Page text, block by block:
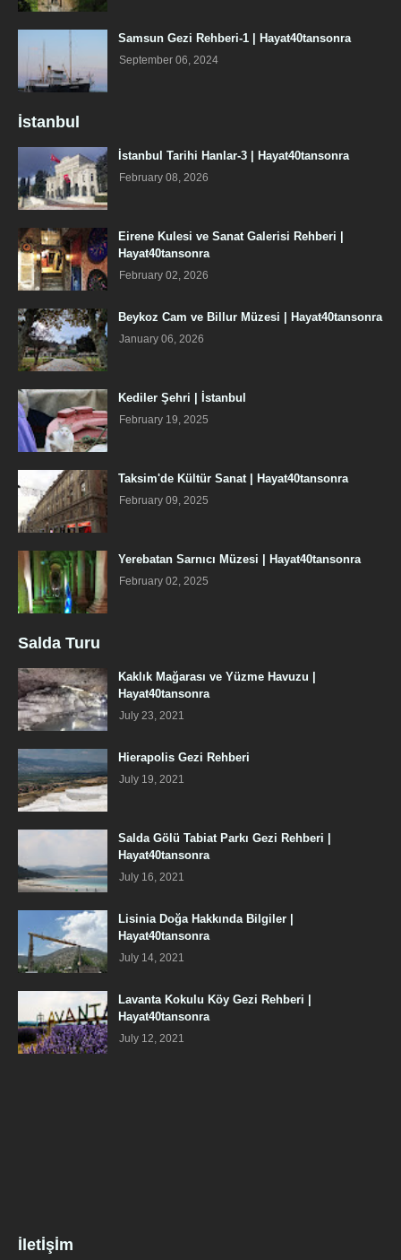
Samsun Gezi Rehberi-1 | Hayat40tansonra
September 06, 2024
İstanbul
İstanbul Tarihi Hanlar-3 | Hayat40tansonra
February 08, 2026
Eirene Kulesi ve Sanat Galerisi Rehberi |
Hayat40tansonra
February 02, 2026
Beykoz Cam ve Billur Müzesi | Hayat40tansonra
January 06, 2026
Kediler Şehri | İstanbul
February 19, 2025
Taksim'de Kültür Sanat | Hayat40tansonra
February 09, 2025
Yerebatan Sarnıcı Müzesi | Hayat40tansonra
February 02, 2025
Salda Turu
Kaklık Mağarası ve Yüzme Havuzu |
Hayat40tansonra
July 23, 2021
Hierapolis Gezi Rehberi
July 19, 2021
Salda Gölü Tabiat Parkı Gezi Rehberi |
Hayat40tansonra
July 16, 2021
Lisinia Doğa Hakkında Bilgiler |
Hayat40tansonra
July 14, 2021
Lavanta Kokulu Köy Gezi Rehberi |
Hayat40tansonra
July 12, 2021
İletİşİm